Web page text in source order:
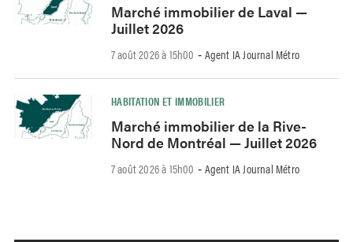
Marché immobilier de Laval —
Juillet 2026
7 août 2026 à 15h00 - Agent IA Journal Métro
HABITATION ET IMMOBILIER
Marché immobilier de la Rive-
Nord de Montréal — Juillet 2026
7 août 2026 à 15h00 - Agent IA Journal Métro